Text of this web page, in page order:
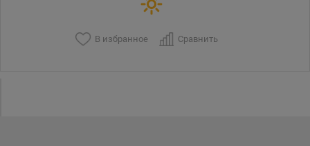
В избранное Сравнить